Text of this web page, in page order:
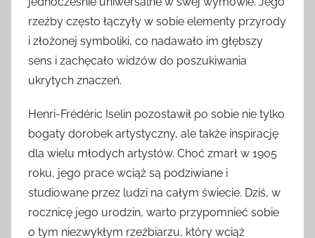
rzeźby często łączyły w sobie elementy przyrody
i złożonej symboliki, co nadawało im głębszy
sens i zachęcało widzów do poszukiwania
ukrytych znaczeń.
Henri-Frédéric Iselin pozostawił po sobie nie tylko
bogaty dorobek artystyczny, ale także inspirację
dla wielu młodych artystów. Choć zmarł w 1905
roku, jego prace wciąż są podziwiane i
studiowane przez ludzi na całym świecie. Dziś, w
rocznicę jego urodzin, warto przypomnieć sobie
o tym niezwykłym rzeźbiarzu, który wciąż